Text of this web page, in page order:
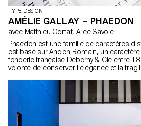
TYPE DESIGN
AMÉLIE GALLAY – PHAEDON
avec Matthieu Cortat, Alice Savoie
Phaedon est une famille de caractères
est basé sur Ancien Romain, un
fonderie française Deberny & Cie entre
volonté de conserver l’élégance et la
originale, les graisses les plus légères
interprétations fidèles d’Ancien Romain,
des projections personnelles. Un style
Avec ses quatre graisses de titrages,
texte, Phaedon aspire à un usage
attributs délicats : un contraste élevé, une
condensée et des détails harmonieux.